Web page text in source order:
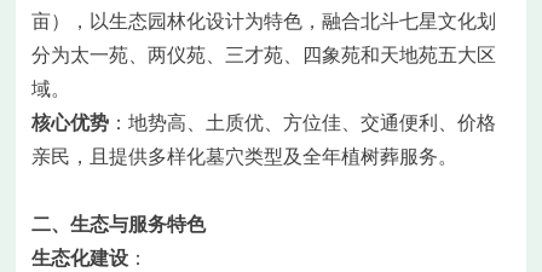
亩），以生态园林化设计为特色，融合北斗七星文化划
分为太一苑、两仪苑、三才苑、四象苑和天地苑五大区
域。
核心优势 ：地势高、土质优、方位佳、交通便利、价格
亲民，且提供多样化墓穴类型及全年植树葬服务。
二、生态与服务特色
生态化建设 ：